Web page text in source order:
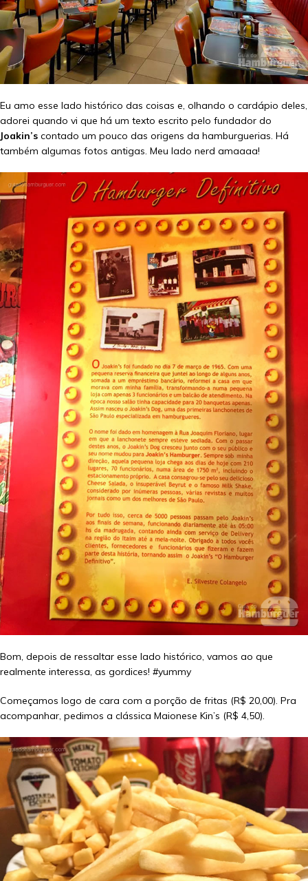
Eu amo esse lado histórico das coisas e, olhando o cardápio deles,
adorei quando vi que há um texto escrito pelo fundador do
Joakin’s contado um pouco das origens da hamburguerias. Há
também algumas fotos antigas. Meu lado nerd amaaaa!
Bom, depois de ressaltar esse lado histórico, vamos ao que
realmente interessa, as gordices! #yummy
Começamos logo de cara com a porção de fritas (R$ 20,00). Pra
acompanhar, pedimos a clássica Maionese Kin’s (R$ 4,50).